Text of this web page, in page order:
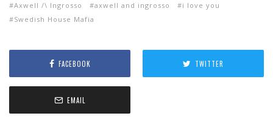
Axwell /\ Ingrosso axwell and ingrosso
i love you
Swedish House Mafia
FACEBOOK TWITTER
EMAIL